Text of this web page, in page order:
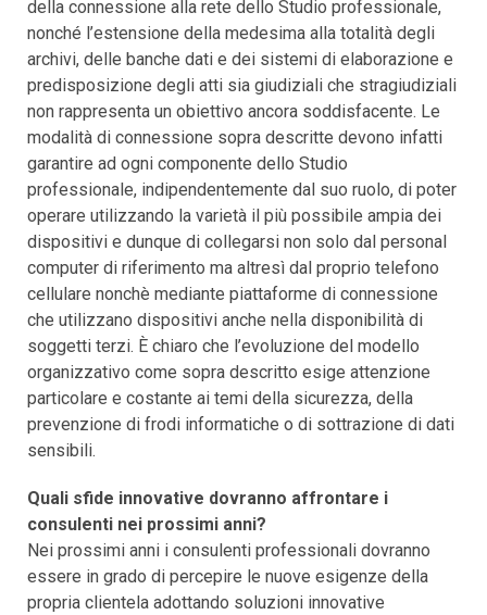
della connessione alla rete dello Studio professionale,
nonché l’estensione della medesima alla totalità degli
archivi, delle banche dati e dei sistemi di elaborazione e
predisposizione degli atti sia giudiziali che stragiudiziali
non rappresenta un obiettivo ancora soddisfacente. Le
modalità di connessione sopra descritte devono infatti
garantire ad ogni componente dello Studio
professionale, indipendentemente dal suo ruolo, di poter
operare utilizzando la varietà il più possibile ampia dei
dispositivi e dunque di collegarsi non solo dal personal
computer di riferimento ma altresì dal proprio telefono
cellulare nonchè mediante piattaforme di connessione
che utilizzano dispositivi anche nella disponibilità di
soggetti terzi. È chiaro che l’evoluzione del modello
organizzativo come sopra descritto esige attenzione
particolare e costante ai temi della sicurezza, della
prevenzione di frodi informatiche o di sottrazione di dati
sensibili.
Quali sfide innovative dovranno affrontare i
consulenti nei prossimi anni?
Nei prossimi anni i consulenti professionali dovranno
essere in grado di percepire le nuove esigenze della
propria clientela adottando soluzioni innovative